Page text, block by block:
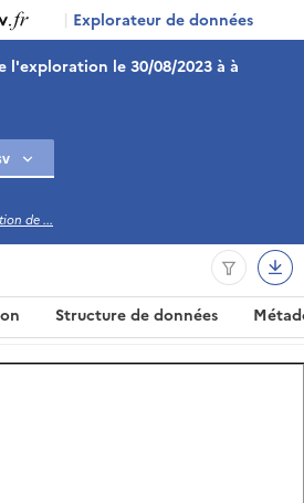
| Explorateur de données
l'exploration le 30/08/2023 à à
de ...
Structure de données